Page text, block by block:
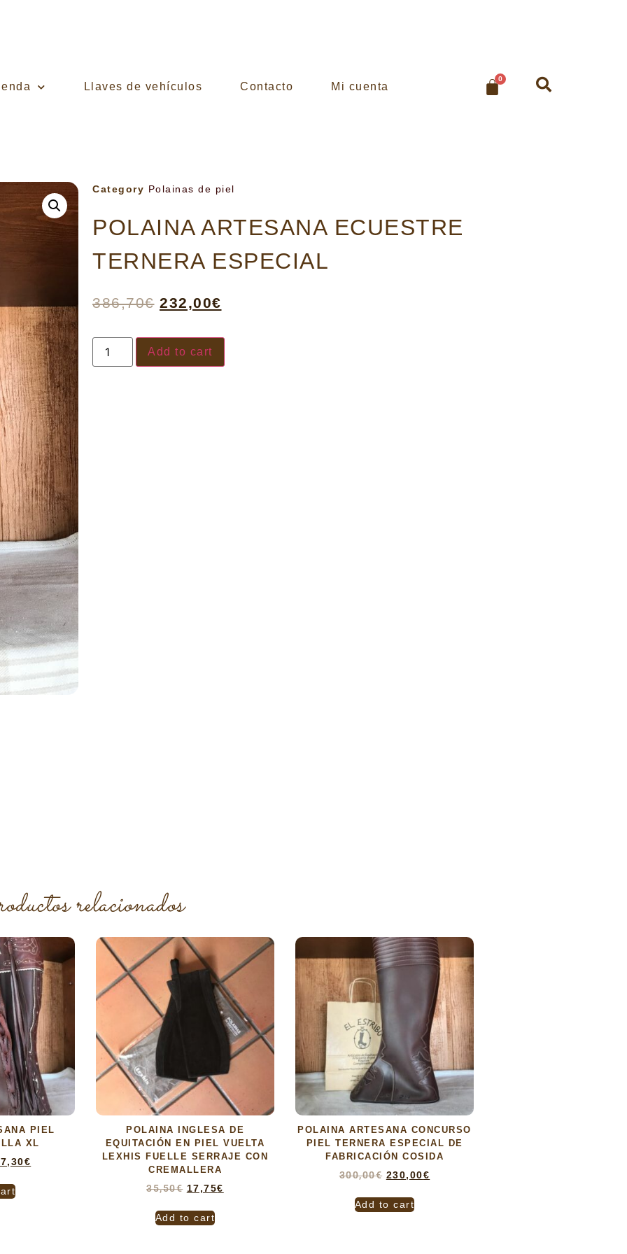
Llaves de vehículos Contacto Mi cuenta
0
Category Polainas de piel
POLAINA ARTESANA ECUESTRE
TERNERA ESPECIAL
386,70€ 232,00€
Add to cart
relacionados
PIEL
XL
€
POLAINA INGLESA DE
EQUITACIÓN EN PIEL VUELTA
LEXHIS FUELLE SERRAJE CON
CREMALLERA
35,50€ 17,75€
Add to cart
POLAINA ARTESANA CONCURSO
PIEL TERNERA ESPECIAL DE
FABRICACIÓN COSIDA
300,00€ 230,00€
Add to cart